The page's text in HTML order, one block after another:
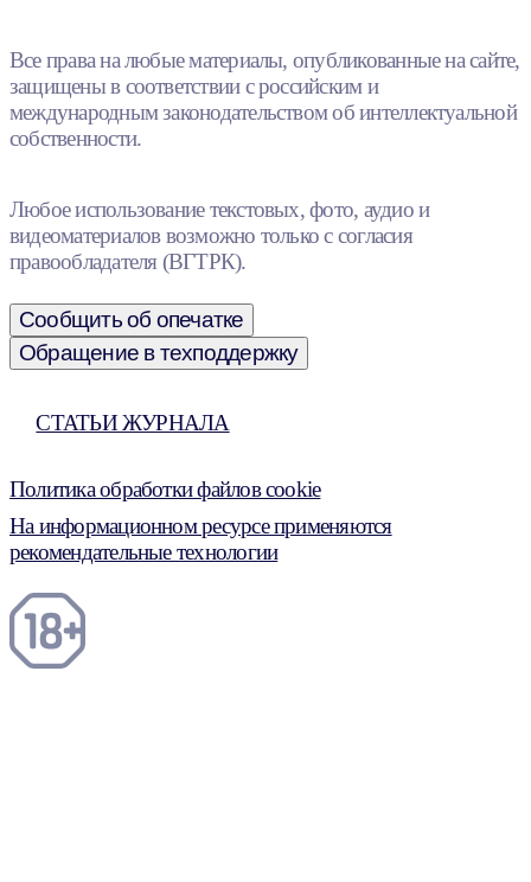
Все права на любые материалы, опубликованные на сайте,
защищены в соответствии с российским и
международным законодательством об интеллектуальной
собственности.
Любое использование текстовых, фото, аудио и
видеоматериалов возможно только с согласия
правообладателя (ВГТРК).
Сообщить об опечатке
Обращение в техподдержку
СТАТЬИ ЖУРНАЛА
Политика обработки файлов cookie
На информационном ресурсе применяются
рекомендательные технологии